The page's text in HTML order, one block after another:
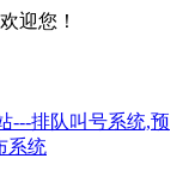
迎您！